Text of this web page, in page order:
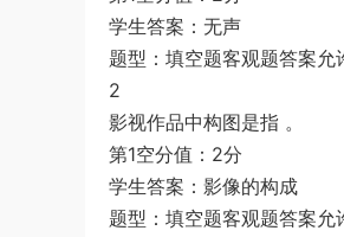
学生答案：无声
题型：填空题客观题答案
2
影视作品中构图是指 。
第1空分值：2分
学生答案：影像的构成
题型：填空题客观题答案